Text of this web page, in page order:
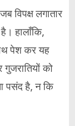
विपक्ष लगातार
हालाँकि,
पेश कर यह
को
पसंद है, न कि